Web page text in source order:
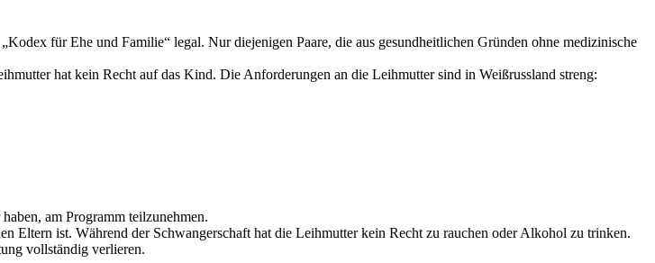
für Ehe und Familie“ legal. Nur diejenigen Paare, die aus gesundheitlichen Gründen ohne medizinische
hat kein Recht auf das Kind. Die Anforderungen an die Leihmutter sind in Weißrussland streng:
am Programm teilzunehmen.
Eltern ist. Während der Schwangerschaft hat die Leihmutter kein Recht zu rauchen oder Alkohol zu trinken.
vollständig verlieren.